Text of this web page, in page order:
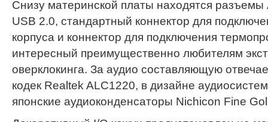
Снизу материнской платы находятся разъемы
USB 2.0, стандартный коннектор для
корпуса и коннектор для подключения
интересный преимущественно любителям
оверклокинга. За аудио составляющую
кодек Realtek ALC1220, в дизайне
японские аудиоконденсаторы Nichicon Fine